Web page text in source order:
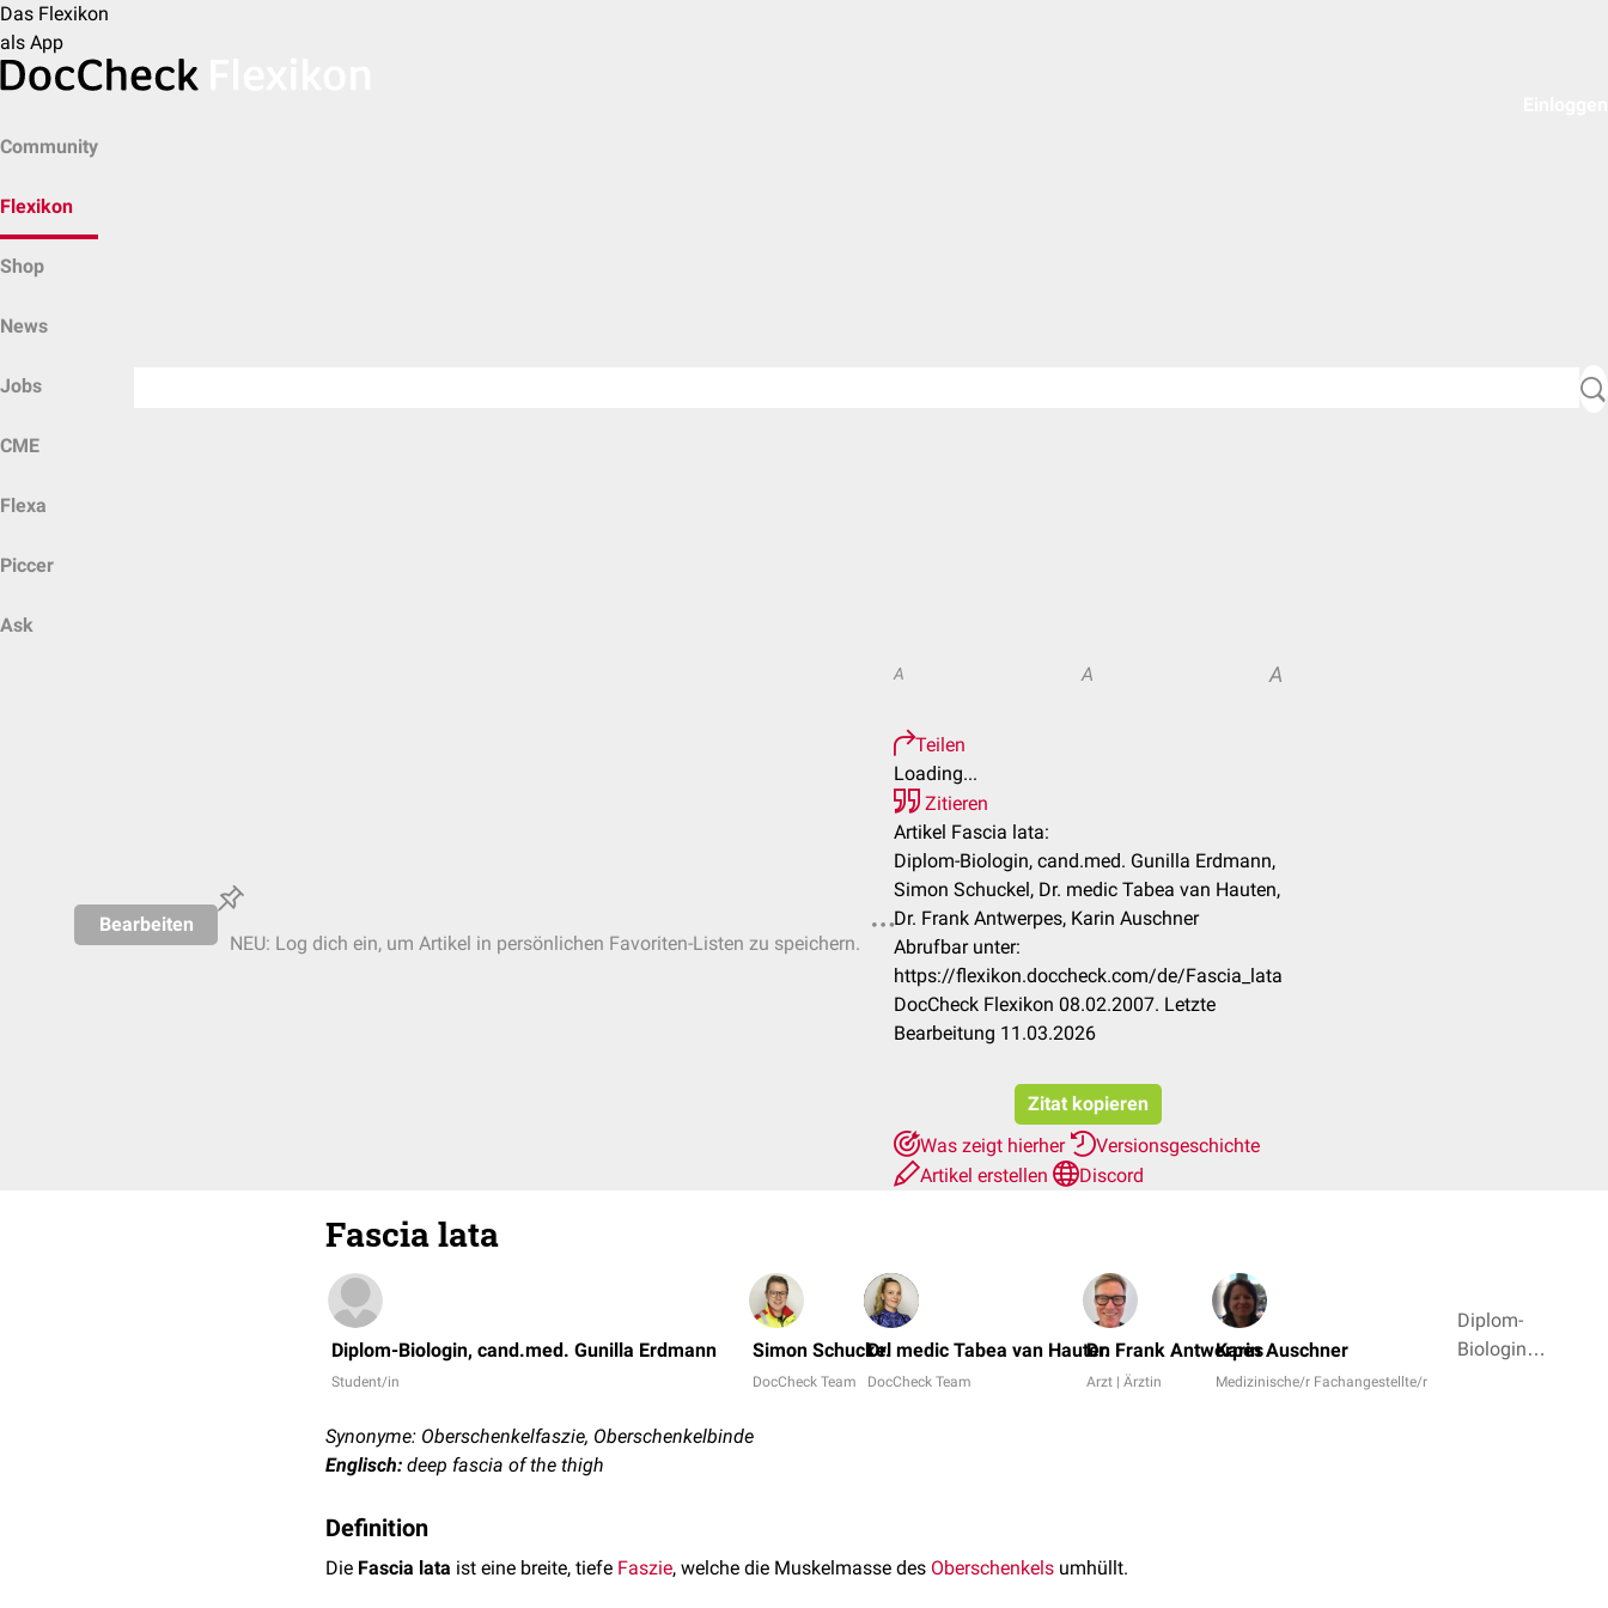
Das Flexikon
als App
Community
Flexikon
Shop
News
Jobs
CME
Flexa
Piccer
Ask
Bearbeiten
NEU: Log dich ein, um Artikel in persönlichen Favoriten-Listen zu speichern.
A A A
Teilen
Loading...
Zitieren
Artikel Fascia lata:
Diplom-Biologin, cand.med. Gunilla Erdmann,
Simon Schuckel, Dr. medic Tabea van Hauten,
Dr. Frank Antwerpes, Karin Auschner
Abrufbar unter:
https://flexikon.doccheck.com/de/Fascia_lata
DocCheck Flexikon 08.02.2007. Letzte
Bearbeitung 11.03.2026
Zitat kopieren
Was zeigt hierher
Versionsgeschichte
Artikel erstellen
Discord
Fascia lata
Diplom-Biologin, cand.med. Gunilla Erdmann
Student/in
Simon Schuckel
DocCheck Team
Dr. medic Tabea van Hauten
DocCheck Team
Dr. Frank Antwerpes
Arzt | Ärztin
Karin Auschner
Medizinische/r Fachangestellte/r
Diplom-
Biologin,
Synonyme: Oberschenkelfaszie, Oberschenkelbinde
Englisch: deep fascia of the thigh
Definition
Die Fascia lata ist eine breite, tiefe Faszie, welche die Muskelmasse des Oberschenkels umhüllt.